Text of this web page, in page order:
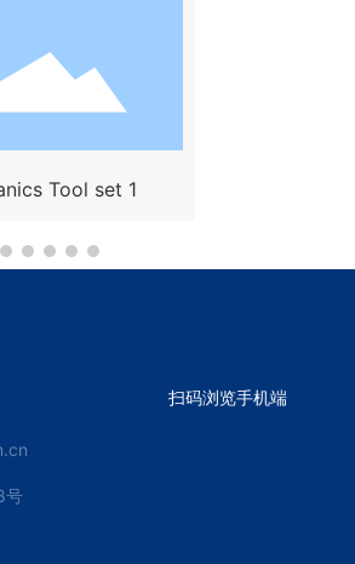
Tool set 1
号
扫码浏览手机端